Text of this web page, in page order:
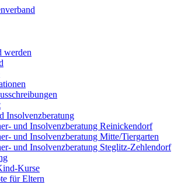
werden
Insolvenzberatung
und Insolvenzberatung Reinickendorf
und Insolvenzberatung Mitte/Tiergarten
und Insolvenzberatung Steglitz-Zehlendorf
Kurse
für Eltern